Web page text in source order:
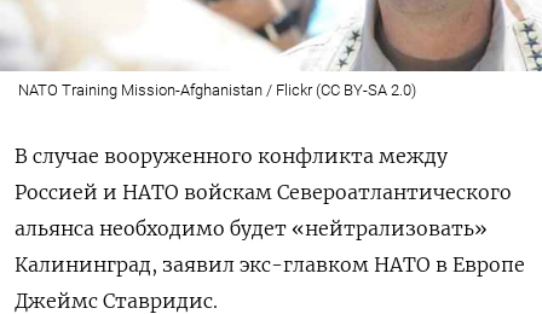
NATO Training Mission-Afghanistan / Flickr (CC BY-SA 2.0)
В случае вооруженного конфликта между
Россией и НАТО войскам Североатлантического
альянса необходимо будет «нейтрализовать»
Калининград, заявил экс-главком НАТО в Европе
Джеймс Ставридис.